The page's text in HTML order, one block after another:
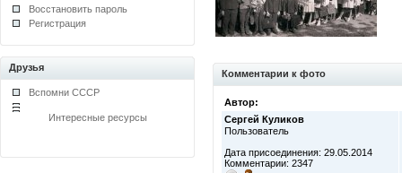
Восстановить пароль
Регистрация
Друзья
Вспомни СССР
Интересные ресурсы
Комментарии к фото
Автор:
Сергей Куликов
Пользователь
Дата присоединения: 29.05.2014
Комментарии: 2347